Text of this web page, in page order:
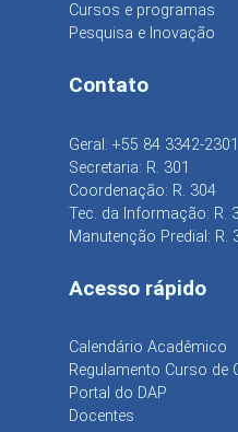
Cursos e programas
Pesquisa e Inovação
Contato
Geral: +55 84 3342-2301
Secretaria: R. 301
Coordenação: R. 304
Tec. da Informação: R.
Manutenção Predial: R.
Acesso rápido
Calendário Acadêmico
Regulamento Curso de
Portal do DAP
Docentes